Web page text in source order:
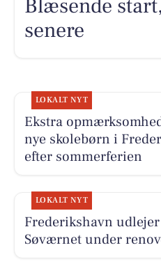
Blæsende
senere
LOKALT NYT
Ekstra
nye skolebørn i
efter sommerferien
LOKALT NYT
Frederikshavn
Søværnet under